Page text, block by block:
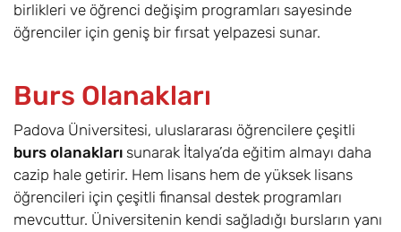
birlikleri ve öğrenci değişim programları sayesinde
öğrenciler için geniş bir fırsat yelpazesi sunar.
Burs Olanakları
Padova Üniversitesi, uluslararası öğrencilere çeşitli
burs olanakları sunarak İtalya’da eğitim almayı daha
cazip hale getirir. Hem lisans hem de yüksek lisans
öğrencileri için çeşitli finansal destek programları
mevcuttur. Üniversitenin kendi sağladığı bursların yanı